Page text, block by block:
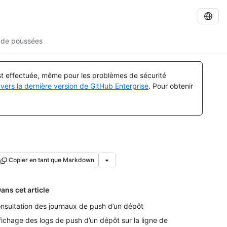
poussées
effectuée, même pour les problèmes de sécurité
la dernière version de GitHub Enterprise. Pour obtenir
Copier en tant que Markdown
cet article
des journaux de push d’un dépôt
des logs de push d’un dépôt sur la ligne de